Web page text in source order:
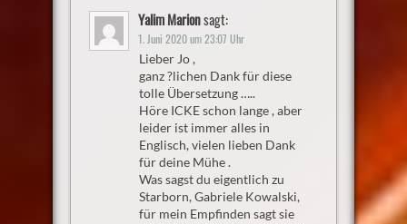
Yalim Marionsagt:
1. Juni 2020 um 23:07 Uhr
Lieber Jo ,
ganz ?lichen Dank für diese
tolle Übersetzung …..
Höre ICKE schon lange , aber
leider ist immer alles in
Englisch, vielen lieben Dank
für deine Mühe .
Was sagst du eigentlich zu
Starborn, Gabriele Kowalski,
für mein Empfinden sagt sie